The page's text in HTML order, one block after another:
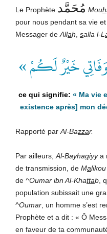
Le Prophète مُحَمَّد Mouh
pour nous pendant sa vie
Messager de Allah salla l-L
خَيْرٌ لَكُمْ »
« Ma vie
existence après] mon
Rapporté par Al-Bazzar.
Par ailleurs, Al-Bayhaqiyya
de transmission, de Ma
de ^Oumar ibn Al-Khattab ,
population subissait une
^Oumar , un homme s’est
Prophète et a dit : « Ô
en faveur de ta